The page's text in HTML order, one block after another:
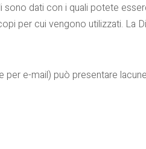
dati con i quali potete
per cui vengono utilizzati. La
e-mail) può presentare